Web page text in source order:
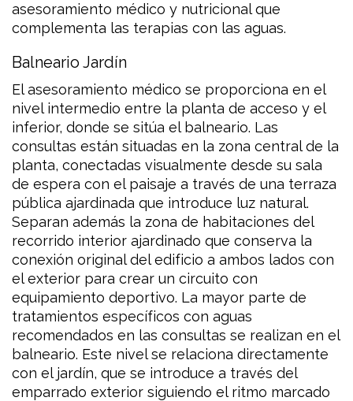
asesoramiento médico y nutricional que
complementa las terapias con las aguas.
Balneario Jardín
El asesoramiento médico se proporciona en el
nivel intermedio entre la planta de acceso y el
inferior, donde se sitúa el balneario. Las
consultas están situadas en la zona central de la
planta, conectadas visualmente desde su sala
de espera con el paisaje a través de una terraza
pública ajardinada que introduce luz natural.
Separan además la zona de habitaciones del
recorrido interior ajardinado que conserva la
conexión original del edificio a ambos lados con
el exterior para crear un circuito con
equipamiento deportivo. La mayor parte de
tratamientos específicos con aguas
recomendados en las consultas se realizan en el
balneario. Este nivel se relaciona directamente
con el jardín, que se introduce a través del
emparrado exterior siguiendo el ritmo marcado